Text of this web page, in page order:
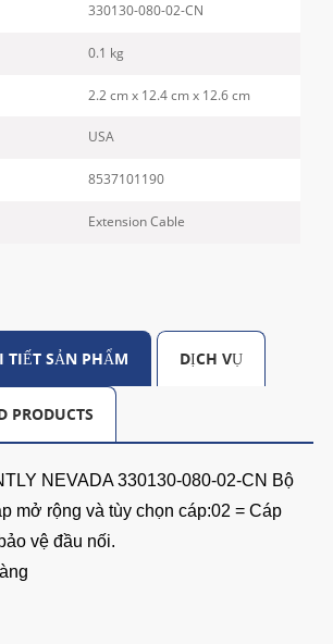
330130-080-02-CN
0.1 kg
2.2 cm x 12.4 cm x 12.6 cm
USA
8537101190
Extension Cable
TIẾT SẢN PHẨM DỊCH VỤ
PRODUCTS
NEVADA 330130-080-02-CN Bộ
mở rộng và tùy chọn cáp:02 = Cáp
vệ đầu nối.